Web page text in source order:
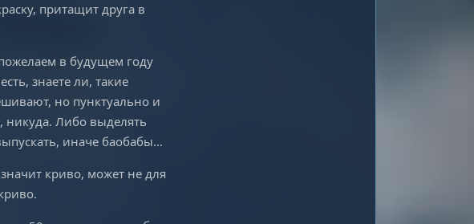
притащит друга в
в будущем году
знаете ли, такие
но пунктуально и
никуда. Либо выделять
иначе баобабы…
криво, может не для